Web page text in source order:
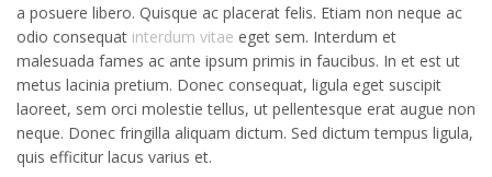
a posuere libero. Quisque ac placerat felis. Etiam non neque ac
odio consequat interdum vitae eget sem. Interdum et
malesuada fames ac ante ipsum primis in faucibus. In et est ut
metus lacinia pretium. Donec consequat, ligula eget suscipit
laoreet, sem orci molestie tellus, ut pellentesque erat augue non
neque. Donec fringilla aliquam dictum. Sed dictum tempus ligula,
quis efficitur lacus varius et.